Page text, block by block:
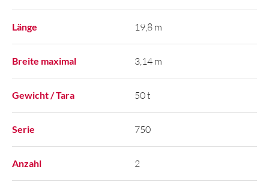
Länge 19,8 m
Breite maximal 3,14 m
Gewicht / Tara 50 t
Serie 750
Anzahl 2